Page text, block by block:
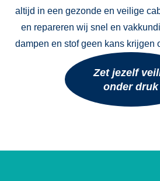
altijd in een gezonde en veilige
en repareren wij snel en
dampen en stof geen kans krijgen
Zet jezelf
onder druk